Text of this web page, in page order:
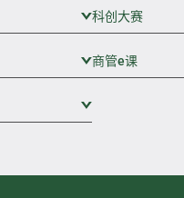
展开次级菜单
科创大赛
展开次级菜单
商管e课